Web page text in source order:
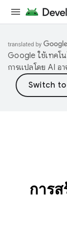
Google ใช้เทคโ
การแปลโดย AI อ
การ